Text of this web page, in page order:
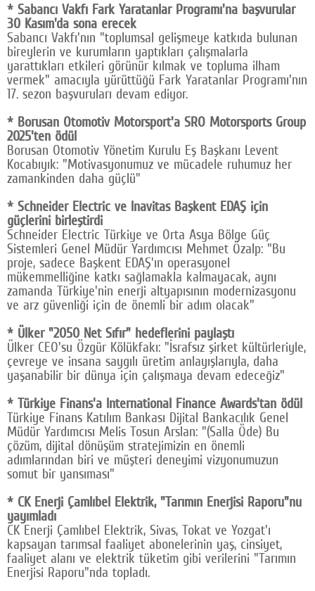
* Sabancı Vakfı Fark Yaratanlar Programı'na başvurular
30 Kasım'da sona erecek
Sabancı Vakfı'nın "toplumsal gelişmeye katkıda bulunan
bireylerin ve kurumların yaptıkları çalışmalarla
yarattıkları etkileri görünür kılmak ve topluma ilham
vermek" amacıyla yürüttüğü Fark Yaratanlar Programı'nın
17. sezon başvuruları devam ediyor.
* Borusan Otomotiv Motorsport'a SRO Motorsports Group
2025'ten ödül
Borusan Otomotiv Yönetim Kurulu Eş Başkanı Levent
Kocabıyık: "Motivasyonumuz ve mücadele ruhumuz her
zamankinden daha güçlü"
* Schneider Electric ve Inavitas Başkent EDAŞ için
güçlerini birleştirdi
Schneider Electric Türkiye ve Orta Asya Bölge Güç
Sistemleri Genel Müdür Yardımcısı Mehmet Özalp: "Bu
proje, sadece Başkent EDAŞ'ın operasyonel
mükemmelliğine katkı sağlamakla kalmayacak, aynı
zamanda Türkiye'nin enerji altyapısının modernizasyonu
ve arz güvenliği için de önemli bir adım olacak"
* Ülker "2050 Net Sıfır" hedeflerini paylaştı
Ülker CEO'su Özgür Kölükfakı: "İsrafsız şirket kültürleriyle,
çevreye ve insana saygılı üretim anlayışlarıyla, daha
yaşanabilir bir dünya için çalışmaya devam edeceğiz"
* Türkiye Finans'a International Finance Awards'tan ödül
Türkiye Finans Katılım Bankası Dijital Bankacılık Genel
Müdür Yardımcısı Melis Tosun Arslan: "(Salla Öde) Bu
çözüm, dijital dönüşüm stratejimizin en önemli
adımlarından biri ve müşteri deneyimi vizyonumuzun
somut bir yansıması"
* CK Enerji Çamlıbel Elektrik, "Tarımın Enerjisi Raporu"nu
yayımladı
CK Enerji Çamlıbel Elektrik, Sivas, Tokat ve Yozgat'ı
kapsayan tarımsal faaliyet abonelerinin yaş, cinsiyet,
faaliyet alanı ve elektrik tüketim gibi verilerini "Tarımın
Enerjisi Raporu"nda topladı.